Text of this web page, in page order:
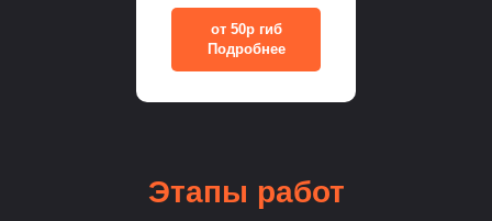
от 50р гиб
Подробнее
Этапы работ